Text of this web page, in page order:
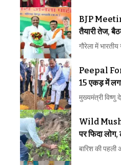
BJP
तैयारी तेज,
तक बना बड़ा
गौरेला में
Peepal
15 एकड़ में
पौधे,
मुख्यमंत्री विष्णु
Wild
पर फिदा
मौत का खतरा
बारिश की